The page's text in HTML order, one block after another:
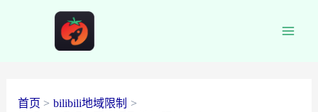
首页
bilibili地域限制